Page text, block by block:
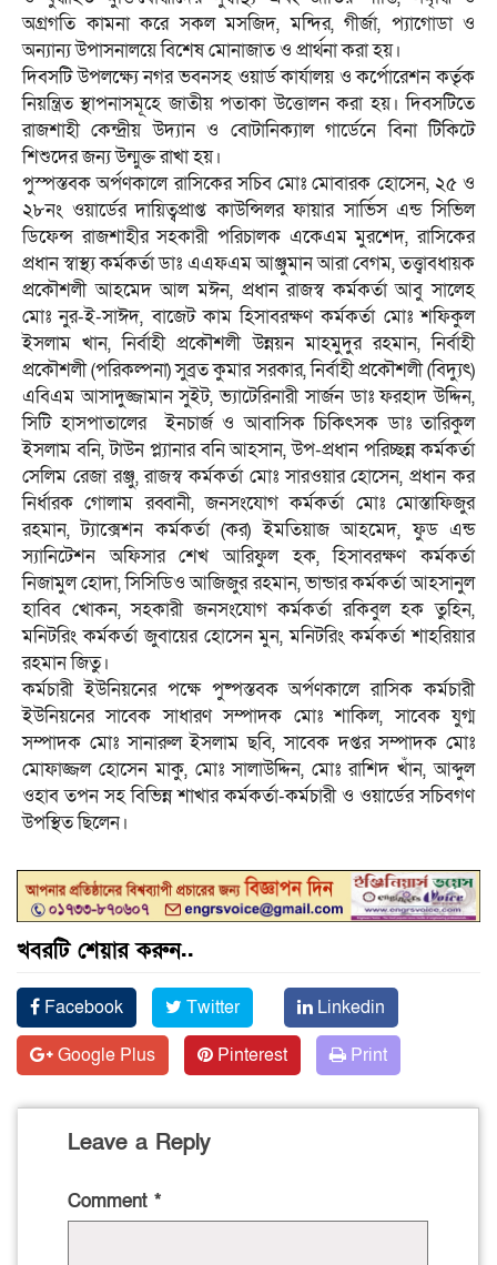
অগ্রগতি কামনা করে সকল মসজিদ, মন্দির, গীর্জা, প্যাগোডা ও
অন্যান্য উপাসনালয়ে বিশেষ মোনাজাত ও প্রার্থনা করা হয়।
দিবসটি উপলক্ষ্যে নগর ভবনসহ ওয়ার্ড কার্যালয় ও কর্পোরেশন কর্তৃক
নিয়ন্ত্রিত স্থাপনাসমূহে জাতীয় পতাকা উত্তোলন করা হয়। দিবসটিতে
রাজশাহী কেন্দ্রীয় উদ্যান ও বোটানিক্যাল গার্ডেনে বিনা টিকিটে
শিশুদের জন্য উন্মুক্ত রাখা হয়।
পুস্পস্তবক অর্পণকালে রাসিকের সচিব মোঃ মোবারক হোসেন, ২৫ ও
২৮নং ওয়ার্ডের দায়িত্বপ্রাপ্ত কাউন্সিলর ফায়ার সার্ভিস এন্ড সিভিল
ডিফেন্স রাজশাহীর সহকারী পরিচালক একেএম মুরশেদ, রাসিকের
প্রধান স্বাস্থ্য কর্মকর্তা ডাঃ এএফএম আঞ্জুমান আরা বেগম, তত্ত্বাবধায়ক
প্রকৌশলী আহমেদ আল মঈন, প্রধান রাজস্ব কর্মকর্তা আবু সালেহ
মোঃ নুর-ই-সাঈদ, বাজেট কাম হিসাবরক্ষণ কর্মকর্তা মোঃ শফিকুল
ইসলাম খান, নির্বাহী প্রকৌশলী উন্নয়ন মাহমুদুর রহমান, নির্বাহী
প্রকৌশলী (পরিকল্পনা) সুব্রত কুমার সরকার, নির্বাহী প্রকৌশলী (বিদ্যুৎ)
এবিএম আসাদুজ্জামান সুইট, ভ্যাটেরিনারী সার্জন ডাঃ ফরহাদ উদ্দিন,
সিটি হাসপাতালের ইনচার্জ ও আবাসিক চিকিৎসক ডাঃ তারিকুল
ইসলাম বনি, টাউন প্ল্যানার বনি আহসান, উপ-প্রধান পরিচ্ছন্ন কর্মকর্তা
সেলিম রেজা রঞ্জু, রাজস্ব কর্মকর্তা মোঃ সারওয়ার হোসেন, প্রধান কর
নির্ধারক গোলাম রব্বানী, জনসংযোগ কর্মকর্তা মোঃ মোস্তাফিজুর
রহমান, ট্যাক্সেশন কর্মকর্তা (কর) ইমতিয়াজ আহমেদ, ফুড এন্ড
স্যানিটেশন অফিসার শেখ আরিফুল হক, হিসাবরক্ষণ কর্মকর্তা
নিজামুল হোদা, সিসিডিও আজিজুর রহমান, ভান্ডার কর্মকর্তা আহসানুল
হাবিব খোকন, সহকারী জনসংযোগ কর্মকর্তা রকিবুল হক তুহিন,
মনিটরিং কর্মকর্তা জুবায়ের হোসেন মুন, মনিটরিং কর্মকর্তা শাহরিয়ার
রহমান জিতু।
কর্মচারী ইউনিয়নের পক্ষে পুষ্পস্তবক অর্পণকালে রাসিক কর্মচারী
ইউনিয়নের সাবেক সাধারণ সম্পাদক মোঃ শাকিল, সাবেক যুগ্ম
সম্পাদক মোঃ সানারুল ইসলাম ছবি, সাবেক দপ্তর সম্পাদক মোঃ
মোফাজ্জল হোসেন মাকু, মোঃ সালাউদ্দিন, মোঃ রাশিদ খাঁন, আব্দুল
ওহাব তপন সহ বিভিন্ন শাখার কর্মকর্তা-কর্মচারী ও ওয়ার্ডের সচিবগণ
উপস্থিত ছিলেন।
খবরটি শেয়ার করুন..
Facebook Twitter
Linkedin
Google Plus
Pinterest Print
Leave a Reply
Comment *